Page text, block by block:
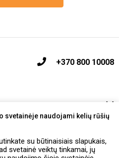
svetainėje naudojami kelių rūšių
su būtinaisiais slapukais,
svetainė veiktų tinkamai, jų
+370 800 10008